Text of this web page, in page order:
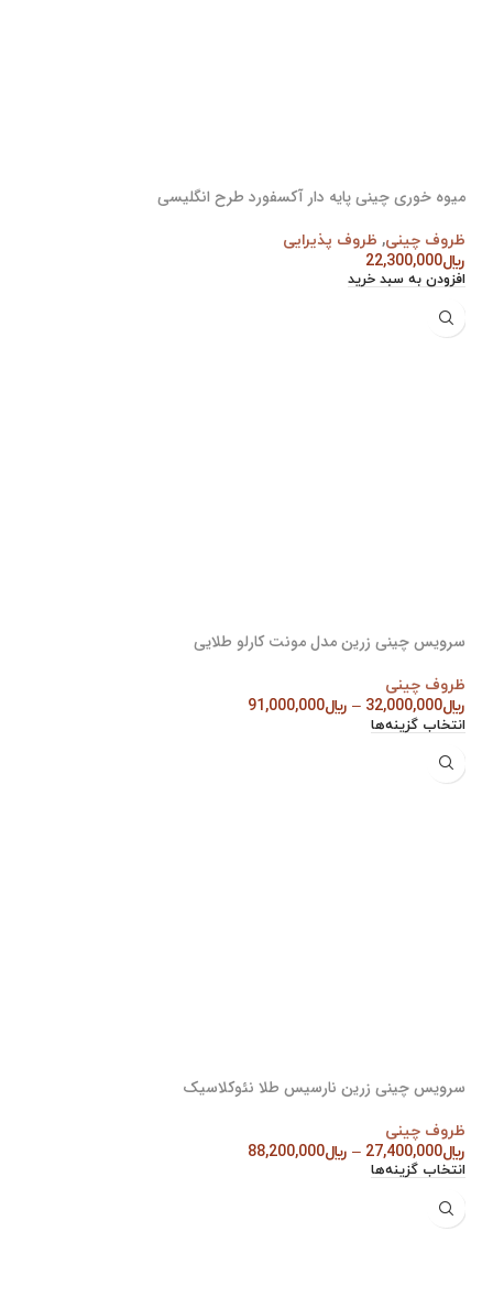
میوه خوری چینی پایه دار آکسفورد طرح انگلیسی
ظروف چینی, ظروف پذیرایی
﷼22,300,000
افزودن به سبد خرید
سرویس چینی زرین مدل مونت کارلو طلایی
ظروف چینی
﷼32,000,000
– ﷼91,000,000
انتخاب گزینه‌ها
سرویس چینی زرین نارسیس طلا نئوکلاسیک
ظروف چینی
﷼27,400,000
– ﷼88,200,000
انتخاب گزینه‌ها